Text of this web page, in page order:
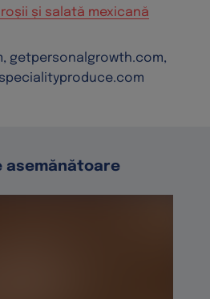
și salată mexicană
getpersonalgrowth.com,
asemănătoare